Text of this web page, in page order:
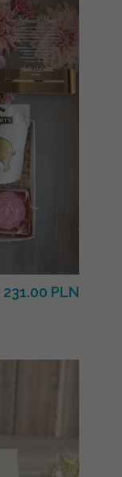
231.00 PLN